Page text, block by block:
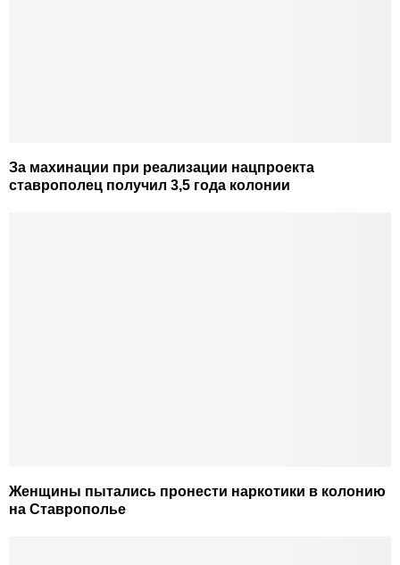
За махинации при реализации нацпроекта
ставрополец получил 3,5 года колонии
Женщины пытались пронести наркотики в колонию
на Ставрополье